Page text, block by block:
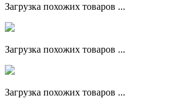
Загрузка похожих товаров ...
Загрузка похожих товаров ...
Загрузка похожих товаров ...